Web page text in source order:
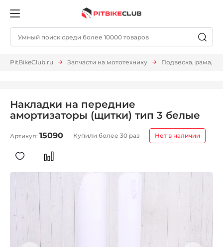
PitBikeClub.ru Запчасти на мототехнику Подвеска, рама,
Накладки на передние
амортизаторы (щитки) тип 3 белые
Артикул: 15090 Купили более 30 раз Нет в наличии